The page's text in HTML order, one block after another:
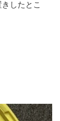
したとこ